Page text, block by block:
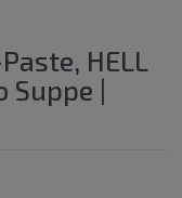
HELL
Suppe |